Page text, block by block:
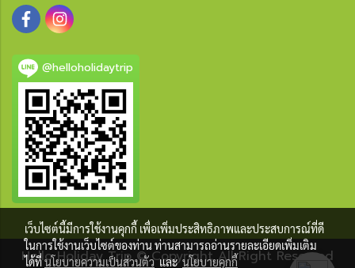
@helloholidaytrip
Hello Holiday Trip © Copyright All Right Reserved
เว็บไซต์นี้มีการใช้งานคุกกี้ เพื่อเพิ่มประสิทธิภาพและประสบการณ์ที่ดี
ในการใช้งานเว็บไซต์ของท่าน ท่านสามารถอ่านรายละเอียดเพิ่มเติม
ได้ที่นโยบายความเป็นส่วนตัวและนโยบายคุกกี้